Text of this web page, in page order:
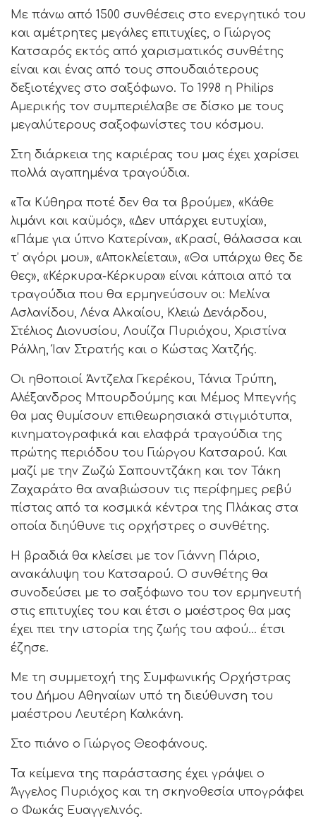
Με πάνω από 1500 συνθέσεις στο ενεργητικό του
και αμέτρητες μεγάλες επιτυχίες, ο Γιώργος
Κατσαρός εκτός από χαρισματικός συνθέτης
είναι και ένας από τους σπουδαιότερους
δεξιοτέχνες στο σαξόφωνο. Το 1998 η Philips
Αμερικής τον συμπεριέλαβε σε δίσκο με τους
μεγαλύτερους σαξοφωνίστες του κόσμου.
Στη διάρκεια της καριέρας του μας έχει χαρίσει
πολλά αγαπημένα τραγούδια.
«Τα Κύθηρα ποτέ δεν θα τα βρούμε», «Κάθε
λιμάνι και καϋμός», «Δεν υπάρχει ευτυχία»,
«Πάμε για ύπνο Κατερίνα», «Κρασί, θάλασσα και
τ’ αγόρι μου», «Αποκλείεται», «Θα υπάρχω θες δε
θες», «Κέρκυρα-Κέρκυρα» είναι κάποια από τα
τραγούδια που θα ερμηνεύσουν οι: Μελίνα
Ασλανίδου, Λένα Αλκαίου, Κλειώ Δενάρδου,
Στέλιος Διονυσίου, Λουίζα Πυριόχου, Χριστίνα
Ράλλη, Ίαν Στρατής και ο Κώστας Χατζής.
Οι ηθοποιοί Άντζελα Γκερέκου, Τάνια Τρύπη,
Αλέξανδρος Μπουρδούμης και Μέμος Μπεγνής
θα μας θυμίσουν επιθεωρησιακά στιγμιότυπα,
κινηματογραφικά και ελαφρά τραγούδια της
πρώτης περιόδου του Γιώργου Κατσαρού. Και
μαζί με την Ζωζώ Σαπουντζάκη και τον Τάκη
Ζαχαράτο θα αναβιώσουν τις περίφημες ρεβύ
πίστας από τα κοσμικά κέντρα της Πλάκας στα
οποία διηύθυνε τις ορχήστρες ο συνθέτης.
Η βραδιά θα κλείσει με τον Γιάννη Πάριο,
ανακάλυψη του Κατσαρού. Ο συνθέτης θα
συνοδεύσει με το σαξόφωνο του τον ερμηνευτή
στις επιτυχίες του και έτσι ο μαέστρος θα μας
έχει πει την ιστορία της ζωής του αφού… έτσι
έζησε.
Με τη συμμετοχή της Συμφωνικής Ορχήστρας
του Δήμου Αθηναίων υπό τη διεύθυνση του
μαέστρου Λευτέρη Καλκάνη.
Στο πιάνο ο Γιώργος Θεοφάνους.
Τα κείμενα της παράστασης έχει γράψει ο
Άγγελος Πυριόχος και τη σκηνοθεσία υπογράφει
ο Φωκάς Ευαγγελινός.